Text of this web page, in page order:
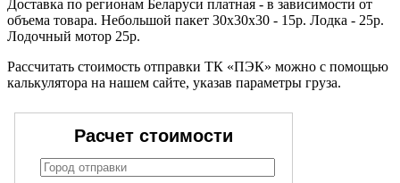
Доставка по регионам Беларуси платная - в зависимости от
объема товара. Небольшой пакет 30х30х30 - 15р. Лодка - 25р.
Лодочный мотор 25р.
Рассчитать стоимость отправки ТК «ПЭК» можно с помощью
калькулятора на нашем сайте, указав параметры груза.